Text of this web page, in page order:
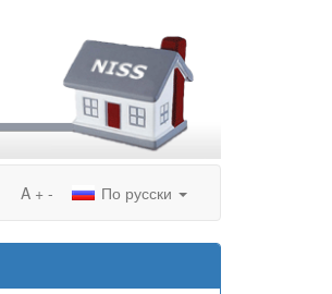
По русски
A + -